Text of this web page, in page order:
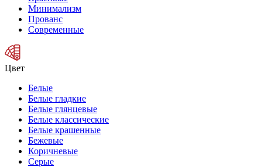
Минимализм
Прованс
Современные
Цвет
Белые
Белые гладкие
Белые глянцевые
Белые классические
Белые крашенные
Бежевые
Коричневые
Серые